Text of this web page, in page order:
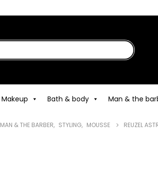
Makeup Bath & body Man & the
MAN & THE BARBER, STYLING, MOUSSE REUZEL